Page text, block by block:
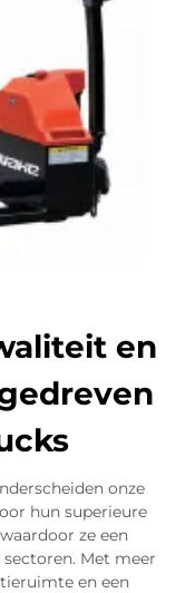
en
onze
hun superieure
ze een
Met meer
en een